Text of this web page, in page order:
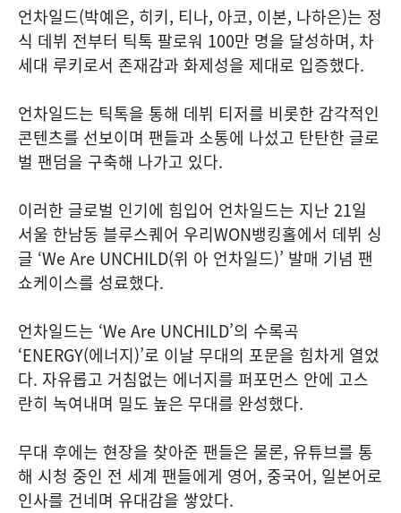
언차일드(박예은, 히키, 티나, 아코, 이본, 나하은)는 정
식 데뷔 전부터 틱톡 팔로워 100만 명을 달성하며, 차
세대 루키로서 존재감과 화제성을 제대로 입증했다.
언차일드는 틱톡을 통해 데뷔 티저를 비롯한 감각적인
콘텐츠를 선보이며 팬들과 소통에 나섰고 탄탄한 글로
벌 팬덤을 구축해 나가고 있다.
이러한 글로벌 인기에 힘입어 언차일드는 지난 21일
서울 한남동 블루스퀘어 우리WON뱅킹홀에서 데뷔 싱
글 ‘We Are UNCHILD(위 아 언차일드)’ 발매 기념 팬
쇼케이스를 성료했다.
언차일드는 ‘We Are UNCHILD’의 수록곡
‘ENERGY(에너지)’로 이날 무대의 포문을 힘차게 열었
다. 자유롭고 거침없는 에너지를 퍼포먼스 안에 고스
란히 녹여내며 밀도 높은 무대를 완성했다.
무대 후에는 현장을 찾아준 팬들은 물론, 유튜브를 통
해 시청 중인 전 세계 팬들에게 영어, 중국어, 일본어로
인사를 건네며 유대감을 쌓았다.